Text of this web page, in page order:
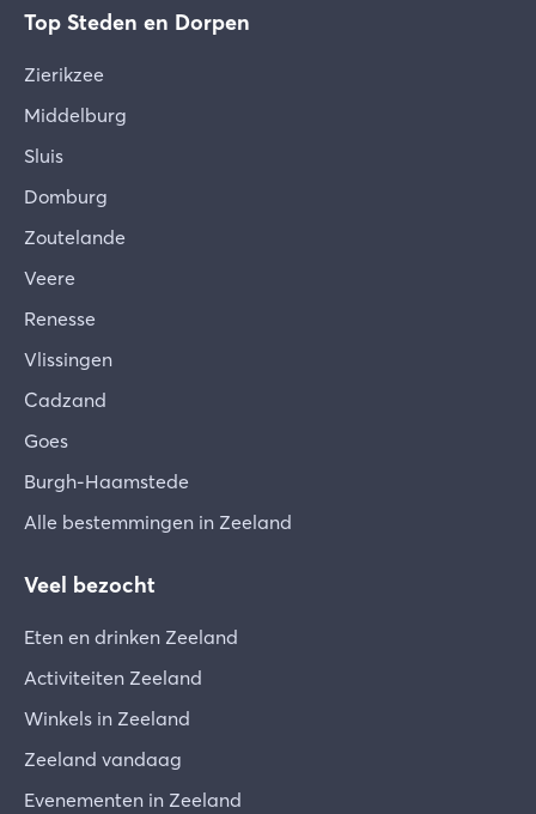
terugbetaald.
annuleringsdata van toepassing.
Top Steden en Dorpen
Zierikzee
Middelburg
Sluis
Domburg
Zoutelande
Veere
Renesse
Vlissingen
Cadzand
Goes
Burgh-Haamstede
Alle bestemmingen in Zeeland
Veel bezocht
Eten en drinken Zeeland
Activiteiten Zeeland
Winkels in Zeeland
Zeeland vandaag
Evenementen in Zeeland